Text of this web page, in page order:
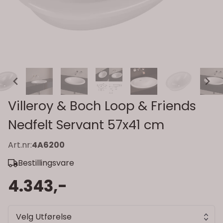
Villeroy & Boch Loop & Friends
Nedfelt Servant 57x41 cm
Art.nr:4A6200
Bestillingsvare
4.343,-
Velg Utførelse